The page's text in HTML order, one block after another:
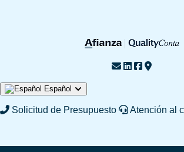
Español
English Français
Solicitud de Presupuesto Atención al